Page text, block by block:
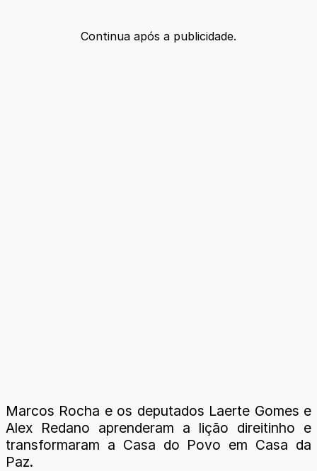
Continua após a publicidade.
Marcos Rocha e os deputados Laerte Gomes e
Alex Redano aprenderam a lição direitinho e
transformaram a Casa do Povo em Casa da
Paz.